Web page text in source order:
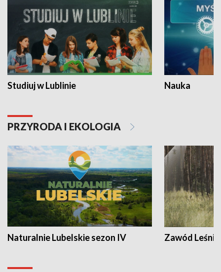
Studiuj w Lublinie Nauka
PRZYRODA I EKOLOGIA
Naturalnie Lubelskie sezon IV Zawód Leśnik